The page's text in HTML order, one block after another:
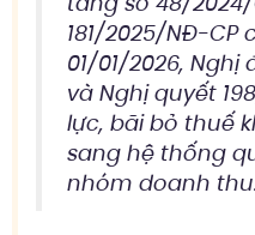
181/2025/NĐ-CP
01/01/2026,
và Nghị quyết
lực, bãi bỏ thuế
sang hệ thống
nhóm doanh thu.